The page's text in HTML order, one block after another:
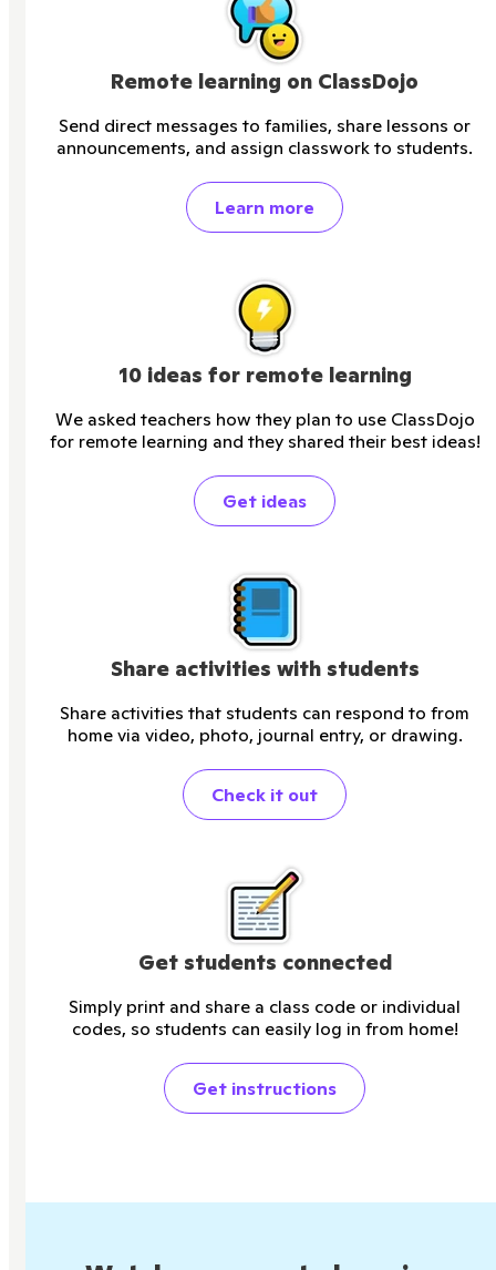
Remote learning on ClassDojo
Send direct messages to families, share lessons or
announcements, and assign classwork to students.
Learn more
10 ideas for remote learning
We asked teachers how they plan to use ClassDojo
for remote learning and they shared their best ideas!
Get ideas
Share activities with students
Share activities that students can respond to from
home via video, photo, journal entry, or drawing.
Check it out
Get students connected
Simply print and share a class code or individual
codes, so students can easily log in from home!
Get instructions